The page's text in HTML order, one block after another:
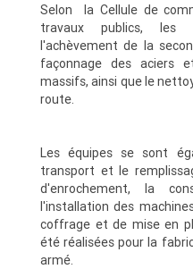
Selon la Cellule de
travaux publics, les
l'achèvement de la
façonnage des aciers
massifs, ainsi que le
route.
Les équipes se sont
transport et le
d'enrochement, la
l'installation des
coffrage et de mise en
été réalisées pour la
armé.